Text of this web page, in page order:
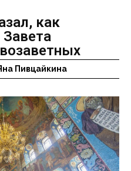
как
Завета
Пивцайкина